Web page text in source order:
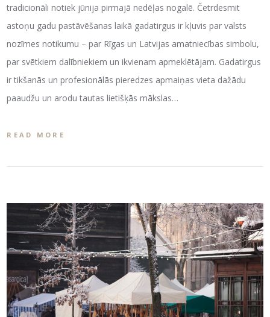
tradicionāli notiek jūnija pirmajā nedēļas nogalē. Četrdesmit
astoņu gadu pastāvēšanas laikā gadatirgus ir kļuvis par valsts
nozīmes notikumu – par Rīgas un Latvijas amatniecības simbolu,
par svētkiem dalībniekiem un ikvienam apmeklētājam. Gadatirgus
ir tikšanās un profesionālās pieredzes apmaiņas vieta dažādu
paaudžu un arodu tautas lietišķās mākslas…
READ MORE